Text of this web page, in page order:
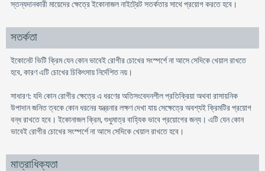
স্তন্যদানকারী মায়েদের ক্ষেত্রে ইকোনাজল নাইট্রেট সতর্কতার সাথে প্রয়োগ করতে হবে।
সতর্কতা
ইকোনেট ভিটি ক্রিম যেন কোন ভাবেই রোগীর চোখের সংস্পর্শে না আসে সেদিকে খেয়াল রাখতে
হবে, কারণ এটি চোখের চিকিৎসায় নির্দেশিত নয়।
সাধারণ: যদি কোন রোগীর ক্ষেত্রে এ ধরণের অতিসংবেদনশীল প্রতিক্রিয়া অথবা রাসায়নিক
উপাদান জনিত ত্বকে কোন ধরনের যন্ত্রনার লক্ষণ দেখা যায় সেক্ষেত্রে অবশ্যই ক্রিমটির প্রয়োগ
বন্ধ রাখতে হবে। ইকোনাজল ক্রিম, শুধুমাত্র বাহ্যিক ভাবে প্রয়োগের জন্য। এটি যেন কোন
ভাবেই রোগীর চোখের সংস্পর্শে না আসে সেদিকে খেয়াল রাখতে হবে।
মাত্রাধিক্যতা